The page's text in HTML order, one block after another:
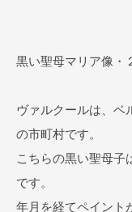
黒い聖母マリア像・
ヴァルクールは、ベ
の市町村です。
こちらの黒い聖母子
です。
年月を経てペイント